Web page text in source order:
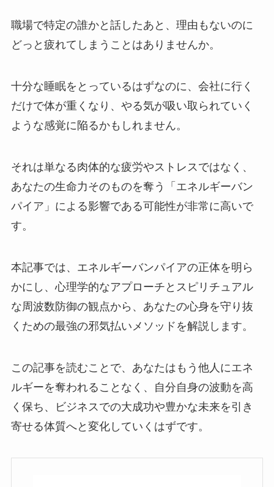
職場で特定の誰かと話したあと、理由もないのに
どっと疲れてしまうことはありませんか。
十分な睡眠をとっているはずなのに、会社に行く
だけで体が重くなり、やる気が吸い取られていく
ような感覚に陥るかもしれません。
それは単なる肉体的な疲労やストレスではなく、
あなたの生命力そのものを奪う「エネルギーバン
パイア」による影響である可能性が非常に高いで
す。
本記事では、エネルギーバンパイアの正体を明ら
かにし、心理学的なアプローチとスピリチュアル
な周波数防御の観点から、あなたの心身を守り抜
くための最強の邪気払いメソッドを解説します。
この記事を読むことで、あなたはもう他人にエネ
ルギーを奪われることなく、自分自身の波動を高
く保ち、ビジネスでの大成功や豊かな未来を引き
寄せる体質へと変化していくはずです。